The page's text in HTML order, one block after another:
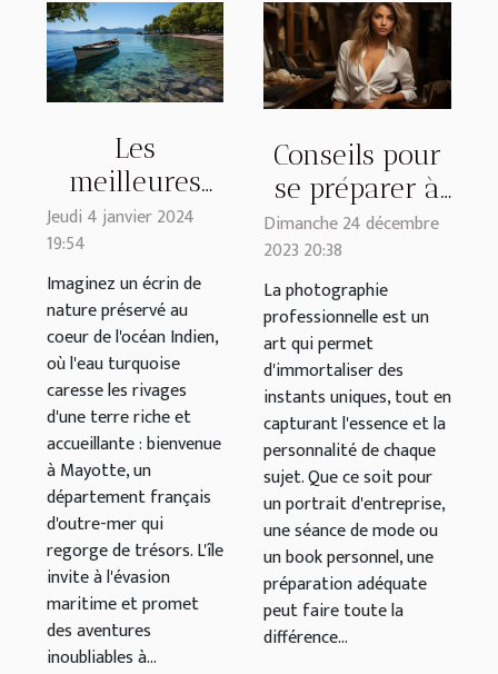
Les
meilleures
activités à
faire lors
d'une sortie
en bateau à
Mayotte
Jeudi 4 janvier 2024
19:54
Imaginez un écrin de
nature préservé au
coeur de l'océan Indien,
où l'eau turquoise
caresse les rivages
d'une terre riche et
accueillante : bienvenue
à Mayotte, un
département français
d'outre-mer qui
regorge de trésors. L'île
invite à l'évasion
maritime et promet
des aventures
inoubliables à...
Conseils pour
se préparer à
une séance
photo
professionnelle
Dimanche 24 décembre
2023 20:38
La photographie
professionnelle est un
art qui permet
d'immortaliser des
instants uniques, tout en
capturant l'essence et la
personnalité de chaque
sujet. Que ce soit pour
un portrait d'entreprise,
une séance de mode ou
un book personnel, une
préparation adéquate
peut faire toute la
différence...